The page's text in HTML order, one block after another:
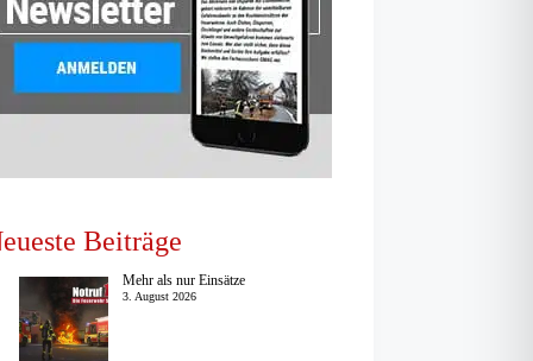
Beiträge
Mehr als nur Einsätze
3. August 2026